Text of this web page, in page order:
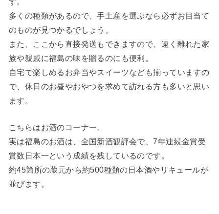
多くの種類があるので、手土産を選ぶなら必ずお目当て
のものが見つかるでしょう。
また、ここから直接発送もできますので、遠く離れた家
族や親戚に福島の味を贈るのにも便利。
自宅で楽しめるお弁当やスイーツなども揃っていますの
で、休日のお昼やおやつを求めて訪れる方も多いと思い
ます。
こちらはお酒のコーナー。
実は福島のお酒は、全国新酒観評会で、7年連続金賞受
賞数日本一という成績を残しているのです。
約45箇所の蔵元から約500種類の日本酒やリキュールが
並びます。